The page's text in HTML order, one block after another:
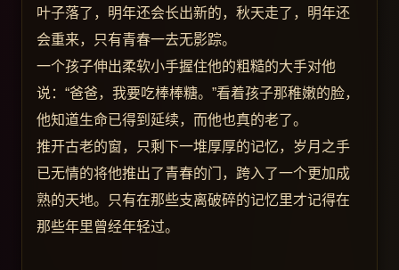
叶子落了，明年还会长出新的，秋天走了，明年还
会重来，只有青春一去无影踪。
一个孩子伸出柔软小手握住他的粗糙的大手对他
说：“爸爸，我要吃棒棒糖。”看着孩子那稚嫩的脸，
他知道生命已得到延续，而他也真的老了。
推开古老的窗，只剩下一堆厚厚的记忆，岁月之手
已无情的将他推出了青春的门，跨入了一个更加成
熟的天地。只有在那些支离破碎的记忆里才记得在
那些年里曾经年轻过。